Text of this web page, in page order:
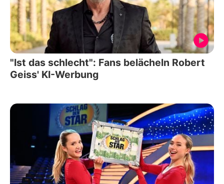
"Ist das schlecht": Fans belächeln Robert
Geiss' KI-Werbung